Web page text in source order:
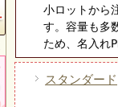
小ロットから
す。容量も多
ため、名入れ
スタンダード